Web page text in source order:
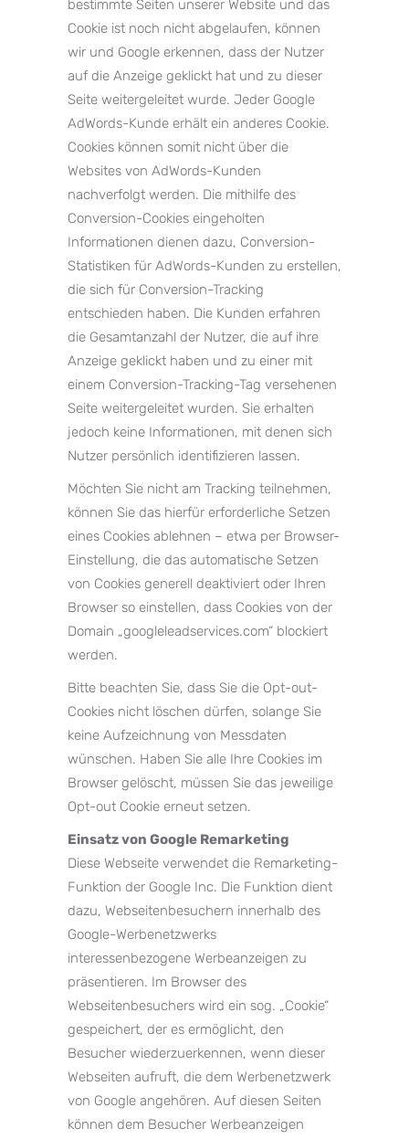
bestimmte Seiten unserer Website und das
Cookie ist noch nicht abgelaufen, können
wir und Google erkennen, dass der Nutzer
auf die Anzeige geklickt hat und zu dieser
Seite weitergeleitet wurde. Jeder Google
AdWords-Kunde erhält ein anderes Cookie.
Cookies können somit nicht über die
Websites von AdWords-Kunden
nachverfolgt werden. Die mithilfe des
Conversion-Cookies eingeholten
Informationen dienen dazu, Conversion-
Statistiken für AdWords-Kunden zu erstellen,
die sich für Conversion-Tracking
entschieden haben. Die Kunden erfahren
die Gesamtanzahl der Nutzer, die auf ihre
Anzeige geklickt haben und zu einer mit
einem Conversion-Tracking-Tag versehenen
Seite weitergeleitet wurden. Sie erhalten
jedoch keine Informationen, mit denen sich
Nutzer persönlich identifizieren lassen.
Möchten Sie nicht am Tracking teilnehmen,
können Sie das hierfür erforderliche Setzen
eines Cookies ablehnen – etwa per Browser-
Einstellung, die das automatische Setzen
von Cookies generell deaktiviert oder Ihren
Browser so einstellen, dass Cookies von der
Domain „googleleadservices.com“ blockiert
werden.
Bitte beachten Sie, dass Sie die Opt-out-
Cookies nicht löschen dürfen, solange Sie
keine Aufzeichnung von Messdaten
wünschen. Haben Sie alle Ihre Cookies im
Browser gelöscht, müssen Sie das jeweilige
Opt-out Cookie erneut setzen.
Einsatz von Google Remarketing
Diese Webseite verwendet die Remarketing-
Funktion der Google Inc. Die Funktion dient
dazu, Webseitenbesuchern innerhalb des
Google-Werbenetzwerks
interessenbezogene Werbeanzeigen zu
präsentieren. Im Browser des
Webseitenbesuchers wird ein sog. „Cookie“
gespeichert, der es ermöglicht, den
Besucher wiederzuerkennen, wenn dieser
Webseiten aufruft, die dem Werbenetzwerk
von Google angehören. Auf diesen Seiten
können dem Besucher Werbeanzeigen